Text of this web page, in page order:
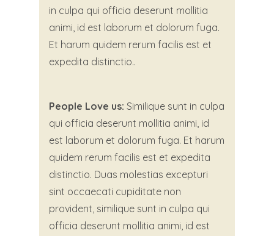
in culpa qui officia deserunt mollitia
animi, id est laborum et dolorum fuga.
Et harum quidem rerum facilis est et
expedita distinctio..
People Love us: Similique sunt in culpa
qui officia deserunt mollitia animi, id
est laborum et dolorum fuga. Et harum
quidem rerum facilis est et expedita
distinctio. Duas molestias excepturi
sint occaecati cupiditate non
provident, similique sunt in culpa qui
officia deserunt mollitia animi, id est